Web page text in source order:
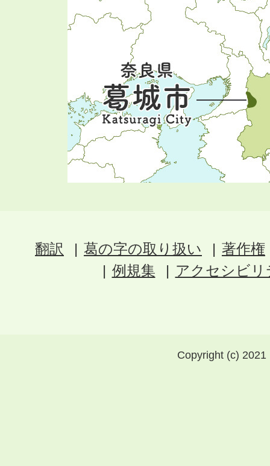
翻訳 葛の字の取り扱い
著作権
例規集
アクセシビ
Copyright (c)